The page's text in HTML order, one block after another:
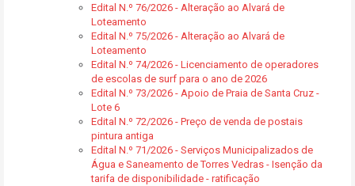
Edital N.º 76/2026 - Alteração ao Alvará de
Loteamento
Edital N.º 75/2026 - Alteração ao Alvará de
Loteamento
Edital N.º 74/2026 - Licenciamento de operadores
de escolas de surf para o ano de 2026
Edital N.º 73/2026 - Apoio de Praia de Santa Cruz -
Lote 6
Edital N.º 72/2026 - Preço de venda de postais
pintura antiga
Edital N.º 71/2026 - Serviços Municipalizados de
Água e Saneamento de Torres Vedras - Isenção da
tarifa de disponibilidade - ratificação